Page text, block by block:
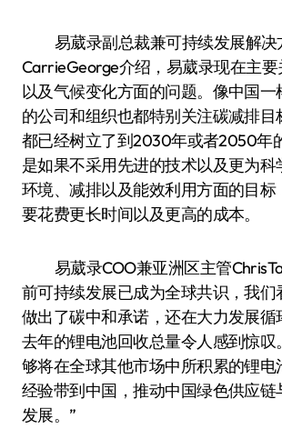
易葳录副总裁兼可持续发展解决
CarrieGeorge介绍，易葳录现在主
以及气候变化方面的问题。像中国一
的公司和组织也都特别关注碳减排目
都已经树立了到2030年或者2050年
是如果不采用先进的技术以及更为科
环境、减排以及能效利用方面的目标
要花费更长时间以及更高的成本。
易葳录COO兼亚洲区主管
前可持续发展已成为全球共识，我们
做出了碳中和承诺，还在大力发展循
去年的锂电池回收总量令人感到惊叹
够将在全球其他市场中所积累的锂电
经验带到中国，推动中国绿色供应链
发展。”